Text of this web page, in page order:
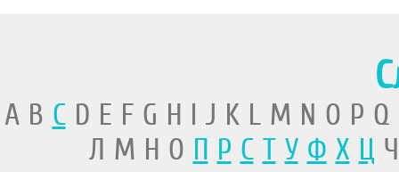
A B CD E F G H I J K L M N O P
Л М Н О П Р С Т У Ф Х Ц